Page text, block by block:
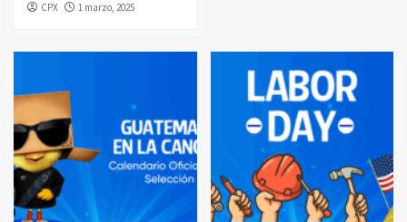
CPX 1 marzo, 2025